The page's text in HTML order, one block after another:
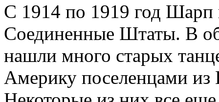
С 1914 по 1919 год Шарп
Соединенные Штаты. В
нашли много старых
Америку поселенцами